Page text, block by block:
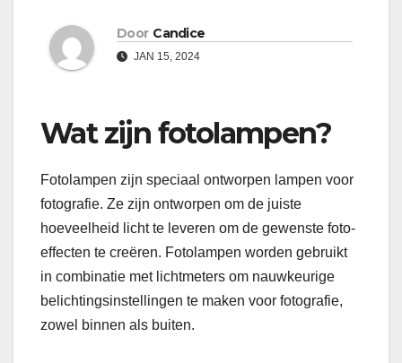
Door Candice
JAN 15, 2024
Wat zijn fotolampen?
Fotolampen zijn speciaal ontworpen lampen voor
fotografie. Ze zijn ontworpen om de juiste
hoeveelheid licht te leveren om de gewenste foto-
effecten te creëren. Fotolampen worden gebruikt
in combinatie met lichtmeters om nauwkeurige
belichtingsinstellingen te maken voor fotografie,
zowel binnen als buiten.